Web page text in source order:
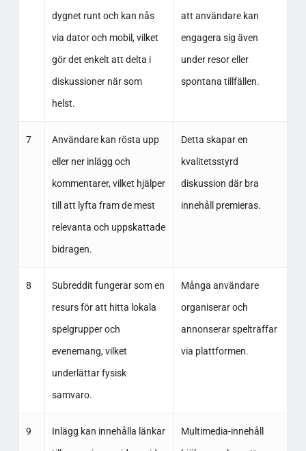
dygnet runt och kan nås
via dator och mobil, vilket
gör det enkelt att delta i
diskussioner när som
helst.
att användare kan
engagera sig även
under resor eller
spontana tillfällen.
7
Användare kan rösta upp
eller ner inlägg och
kommentarer, vilket hjälper
till att lyfta fram de mest
relevanta och uppskattade
bidragen.
Detta skapar en
kvalitetsstyrd
diskussion där bra
innehåll premieras.
8
Subreddit fungerar som en
resurs för att hitta lokala
spelgrupper och
evenemang, vilket
underlättar fysisk
samvaro.
Många användare
organiserar och
annonserar spelträffar
via plattformen.
9
Inlägg kan innehålla länkar
Multimedia-innehåll